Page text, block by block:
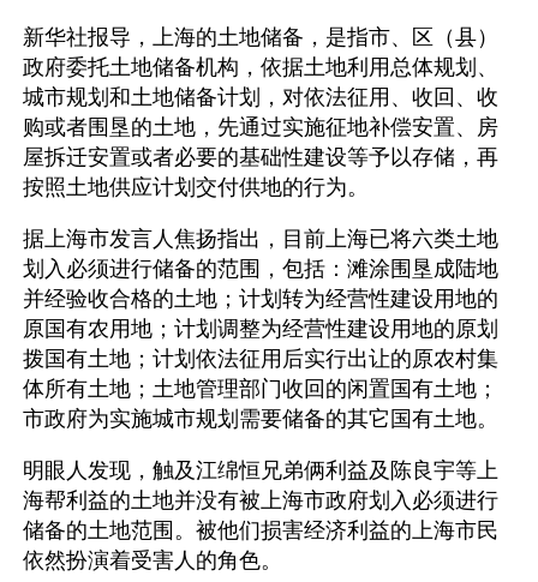
新华社报导，上海的土地储备，是指市、区（县）
政府委托土地储备机构，依据土地利用总体规划、
城市规划和土地储备计划，对依法征用、收回、收
购或者围垦的土地，先通过实施征地补偿安置、房
屋拆迁安置或者必要的基础性建设等予以存储，再
按照土地供应计划交付供地的行为。
据上海市发言人焦扬指出，目前上海已将六类土地
划入必须进行储备的范围，包括：滩涂围垦成陆地
并经验收合格的土地；计划转为经营性建设用地的
原国有农用地；计划调整为经营性建设用地的原划
拨国有土地；计划依法征用后实行出让的原农村集
体所有土地；土地管理部门收回的闲置国有土地；
市政府为实施城市规划需要储备的其它国有土地。
明眼人发现，触及江绵恒兄弟俩利益及陈良宇等上
海帮利益的土地并没有被上海市政府划入必须进行
储备的土地范围。被他们损害经济利益的上海市民
依然扮演着受害人的角色。